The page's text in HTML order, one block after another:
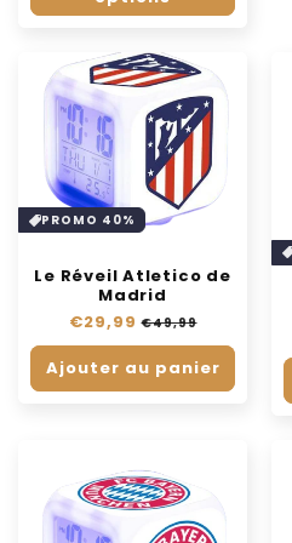
PROMO 40%
Le Réveil Atletico de
Madrid
Prix
habituel
€29,99 Prix
soldé
€49,99
Ajouter au panier